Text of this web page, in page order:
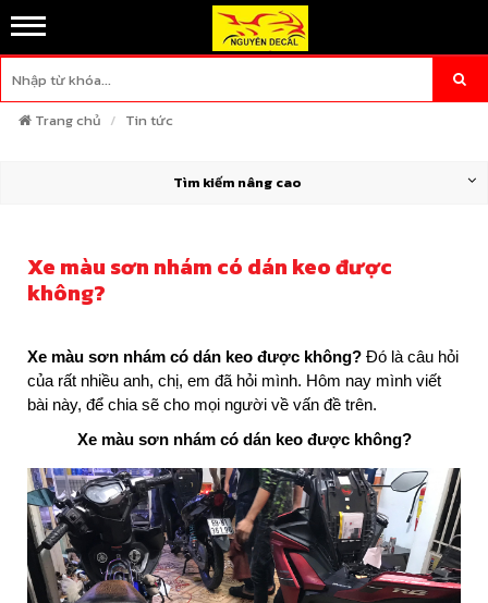
Trang chủ Tin tức
Tìm kiếm nâng cao
Xe màu sơn nhám có dán keo được
không?
Xe màu sơn nhám có dán keo được không? Đó là câu hỏi
của rất nhiều anh, chị, em đã hỏi mình. Hôm nay mình viết
bài này, để chia sẽ cho mọi người về vấn đề trên.
Xe màu sơn nhám có dán keo được không?